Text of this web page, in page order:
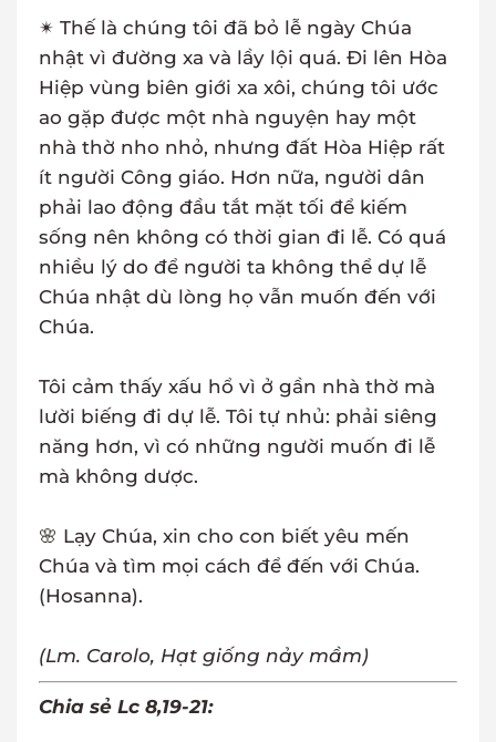
✴ Thế là chúng tôi đã bỏ lễ ngày Chúa
nhật vì đường xa và lầy lội quá. Đi lên Hòa
Hiệp vùng biên giới xa xôi, chúng tôi ước
ao gặp được một nhà nguyện hay một
nhà thờ nho nhỏ, nhưng đất Hòa Hiệp rất
ít người Công giáo. Hơn nữa, người dân
phải lao động đầu tắt mặt tối để kiếm
sống nên không có thời gian đi lễ. Có quá
nhiều lý do để người ta không thể dự lễ
Chúa nhật dù lòng họ vẫn muốn đến với
Chúa.
Tôi cảm thấy xấu hổ vì ở gần nhà thờ mà
lười biếng đi dự lễ. Tôi tự nhủ: phải siêng
năng hơn, vì có những người muốn đi lễ
mà không dược.
🌸 Lạy Chúa, xin cho con biết yêu mến
Chúa và tìm mọi cách để đến với Chúa.
(Hosanna).
(Lm. Carolo, Hạt giống nảy mầm)
Chia sẻ Lc 8,19-21: